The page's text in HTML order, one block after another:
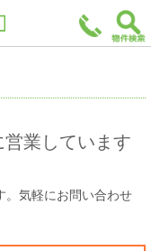
業しています
。気軽にお問い合わせ